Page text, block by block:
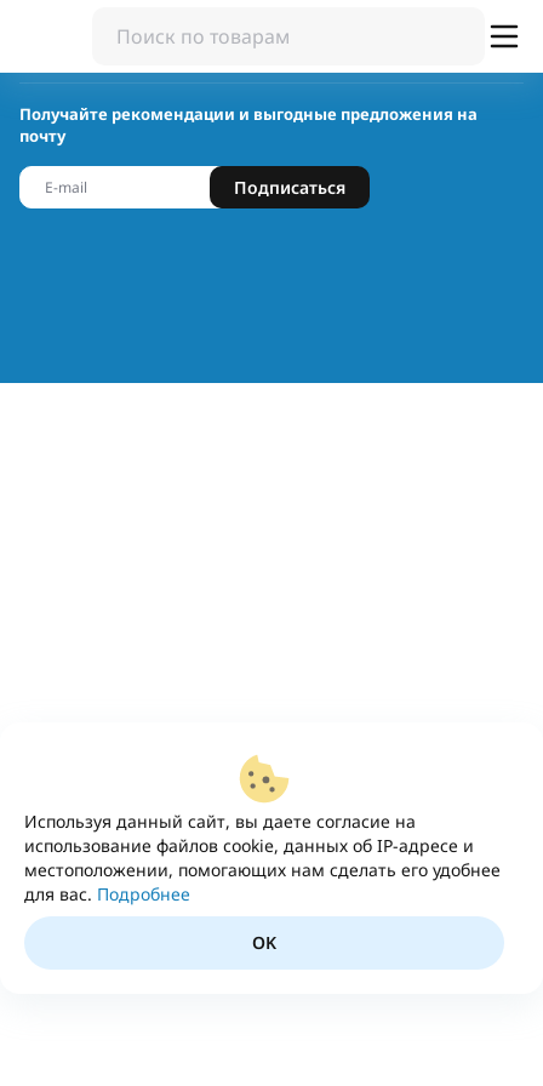
Используя данный сайт, вы даете согласие на
использование файлов cookie, данных об IP-адресе и
местоположении, помогающих нам сделать его удобнее
для вас. Подробнее
OK
Получайте рекомендации и выгодные предложения на
почту
Подписаться